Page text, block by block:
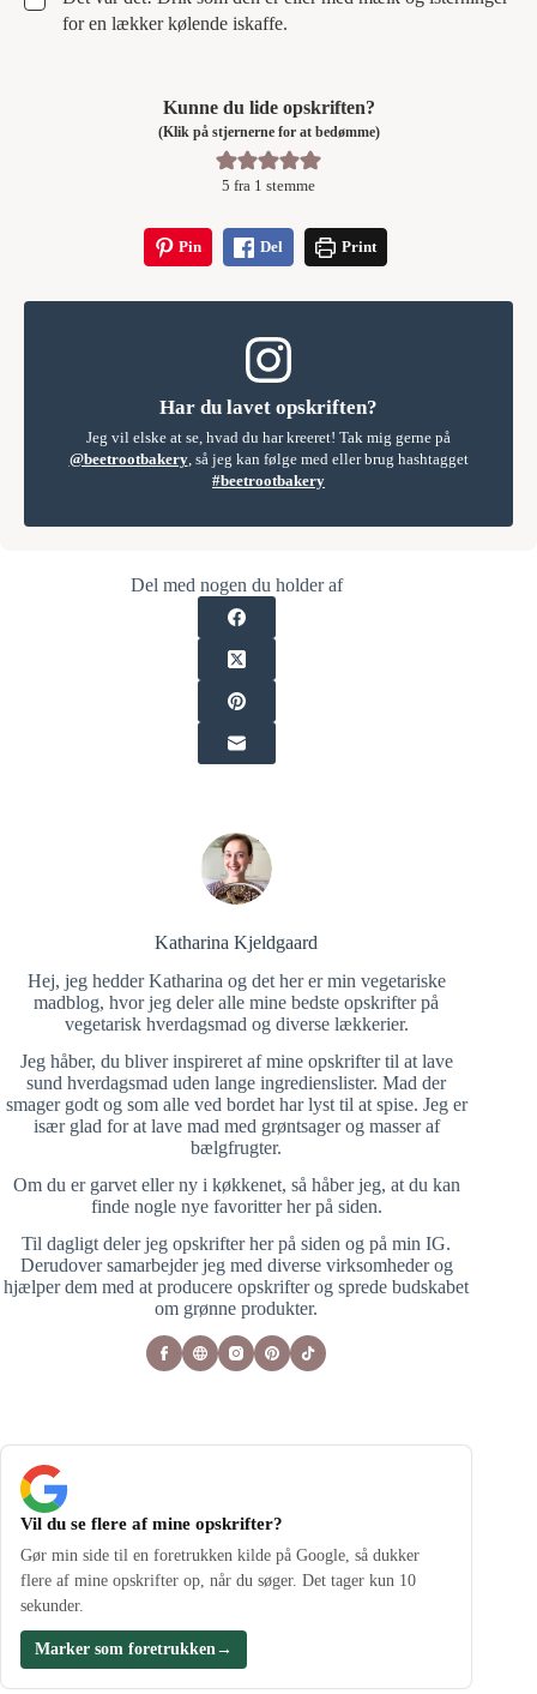
for en lækker kølende iskaffe.
Kunne du lide opskriften?
(Klik på stjernerne for at bedømme)
5 fra 1 stemme
Pin Del Print
Har du lavet opskriften?
Jeg vil elske at se, hvad du har kreeret! Tak mig gerne på
@beetrootbakery, så jeg kan følge med eller brug hashtagget
#beetrootbakery
Del med nogen du holder af
Katharina Kjeldgaard
Hej, jeg hedder Katharina og det her er min vegetariske
madblog, hvor jeg deler alle mine bedste opskrifter på
vegetarisk hverdagsmad og diverse lækkerier.
Jeg håber, du bliver inspireret af mine opskrifter til at lave
sund hverdagsmad uden lange ingredienslister. Mad der
smager godt og som alle ved bordet har lyst til at spise. Jeg er
især glad for at lave mad med grøntsager og masser af
bælgfrugter.
Om du er garvet eller ny i køkkenet, så håber jeg, at du kan
finde nogle nye favoritter her på siden.
Til dagligt deler jeg opskrifter her på siden og på min IG.
Derudover samarbejder jeg med diverse virksomheder og
hjælper dem med at producere opskrifter og sprede budskabet
om grønne produkter.
Vil du se flere af mine opskrifter?
Gør min side til en foretrukken kilde på Google, så dukker
flere af mine opskrifter op, når du søger. Det tager kun 10
sekunder.
Marker som foretrukken →